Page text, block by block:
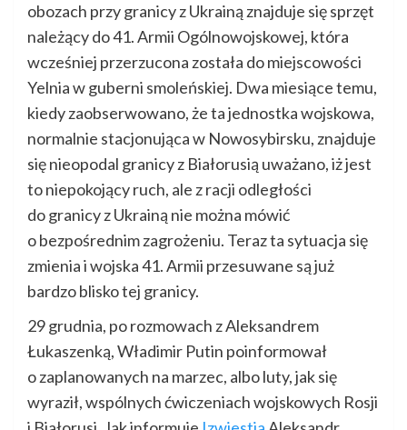
obozach przy granicy z Ukrainą znajduje się sprzęt
należący do 41. Armii Ogólnowojskowej, która
wcześniej przerzucona została do miejscowości
Yelnia w guberni smoleńskiej. Dwa miesiące temu,
kiedy zaobserwowano, że ta jednostka wojskowa,
normalnie stacjonująca w Nowosybirsku, znajduje
się nieopodal granicy z Białorusią uważano, iż jest
to niepokojący ruch, ale z racji odległości
do granicy z Ukrainą nie można mówić
o bezpośrednim zagrożeniu. Teraz ta sytuacja się
zmienia i wojska 41. Armii przesuwane są już
bardzo blisko tej granicy.
29 grudnia, po rozmowach z Aleksandrem
Łukaszenką, Władimir Putin poinformował
o zaplanowanych na marzec, albo luty, jak się
wyraził, wspólnych ćwiczeniach wojskowych Rosji